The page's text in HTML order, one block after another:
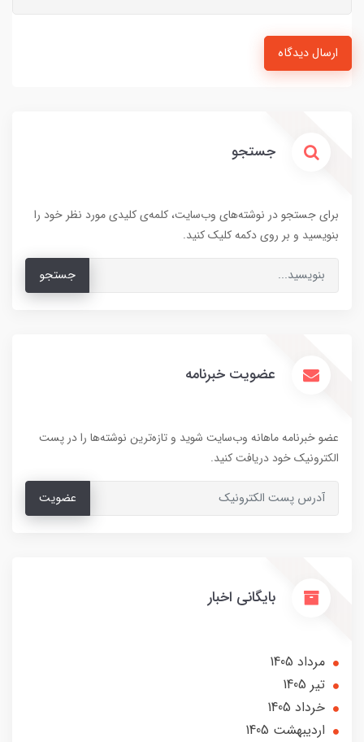
ارسال دیدگاه
جستجو
برای جستجو در نوشته‌های وب‌سایت، کلمه‌ی کلیدی مورد نظر خود را
بنویسید و بر روی دکمه کلیک کنید.
جستجو
عضویت خبرنامه
عضو خبرنامه ماهانه وب‌سایت شوید و تازه‌ترین نوشته‌ها را در پست
الکترونیک خود دریافت کنید.
عضویت
بایگانی اخبار
مرداد 1405
تير 1405
خرداد 1405
ارديبهشت 1405